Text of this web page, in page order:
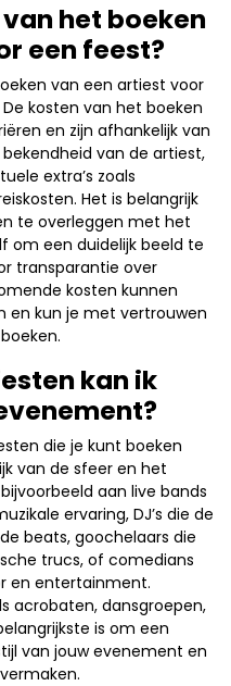
het boeken
een feest?
van een artiest voor
kosten van het boeken
en zijn afhankelijk van
van de artiest,
extra’s zoals
Het is belangrijk
te overleggen met het
om een duidelijk beeld te
transparantie over
kosten kunnen
en kun je met vertrouwen
kan ik
die je kunt boeken
van de sfeer en het
aan live bands
ervaring, DJ’s die de
beats, goochelaars die
trucs, of comedians
en entertainment.
acrobaten, dansgroepen,
is om een
van jouw evenement en